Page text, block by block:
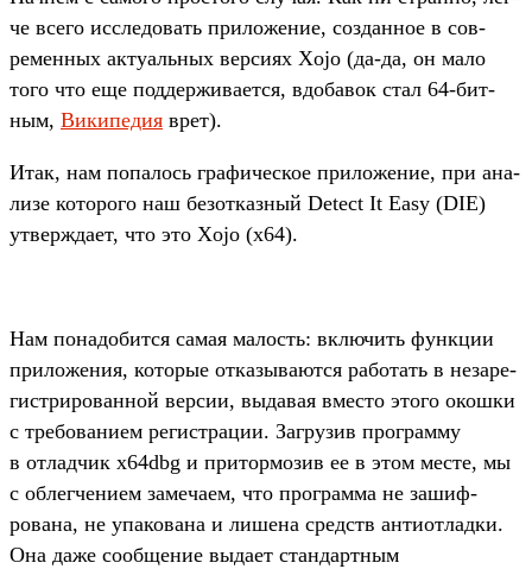
че все­го иссле­довать при­ложе­ние, соз­данное в сов­
ремен­ных акту­аль­ных вер­сиях Xojo (да‑да, он мало
того что еще под­держи­вает­ся, вдо­бавок стал 64-бит­
ным, Ви­кипе­дия врет).
Итак, нам попалось гра­фичес­кое при­ложе­ние, при ана­
лизе которо­го наш безот­казный Detect It Easy (DIE)
утвер­жда­ет, что это Xojo (x64).
Нам понадо­бит­ся самая малость: вклю­чить фун­кции
при­ложе­ния, которые отка­зыва­ются работать в незаре­
гис­три­рован­ной вер­сии, выдавая вмес­то это­го окош­ки
с тре­бова­нием регис­тра­ции. Заг­рузив прог­рамму
в отладчик x64dbg и при­тор­мозив ее в этом мес­те, мы
с облегче­нием замеча­ем, что прог­рамма не зашиф­
рована, не упа­кова­на и лишена средств анти­отладки.
Она даже сооб­щение выда­ет стан­дар­тным